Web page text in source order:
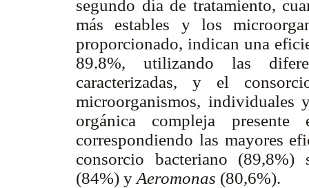
segundo día de tratamiento,
más estables y los
proporcionado, indican una
89.8%, utilizando las
caracterizadas, y el
microorganismos, individuales
orgánica compleja
correspondiendo las mayores
consorcio bacteriano
(84%) y Aeromonas (80,6%).